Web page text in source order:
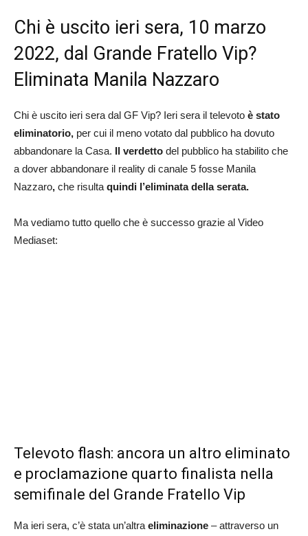
Chi è uscito ieri sera, 10 marzo
2022, dal Grande Fratello Vip?
Eliminata Manila Nazzaro
Chi è uscito ieri sera dal GF Vip? Ieri sera il televoto è stato
eliminatorio, per cui il meno votato dal pubblico ha dovuto
abbandonare la Casa. Il verdetto del pubblico ha stabilito che
a dover abbandonare il reality di canale 5 fosse Manila
Nazzaro, che risulta quindi l’eliminata della serata.
Ma vediamo tutto quello che è successo grazie al Video
Mediaset:
Televoto flash: ancora un altro eliminato
e proclamazione quarto finalista nella
semifinale del Grande Fratello Vip
Ma ieri sera, c’è stata un’altra eliminazione – attraverso un